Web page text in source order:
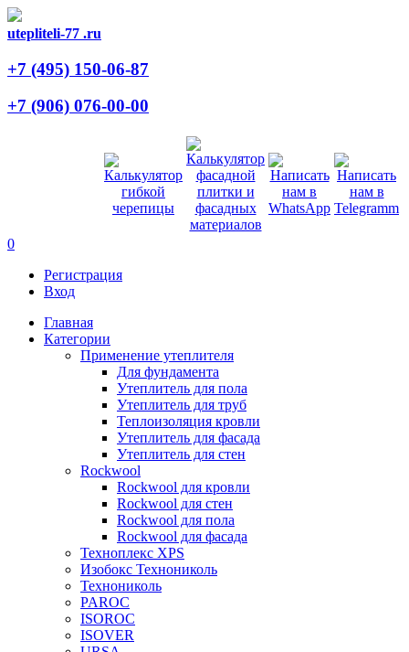
utepliteli-77 .ru
+7 (495) 150-06-87
+7 (906) 076-00-00
0
Регистрация
Вход
Главная
Категории
Применение утеплителя
Для фундамента
Утеплитель для пола
Утеплитель для труб
Теплоизоляция кровли
Утеплитель для фасада
Утеплитель для стен
Rockwool
Rockwool для кровли
Rockwool для стен
Rockwool для пола
Rockwool для фасада
Техноплекс XPS
Изобокс Технониколь
Технониколь
PAROC
ISOROC
ISOVER